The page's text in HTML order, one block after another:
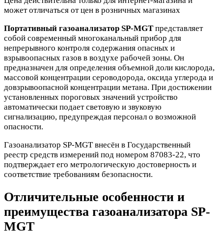
может отличаться от цен в розничных магазинах
Портативный газоанализатор SP-MGT представляет
собой современный многоканальный прибор для
непрерывного контроля содержания опасных и
взрывоопасных газов в воздухе рабочей зоны. Он
предназначен для определения объемной доли кислорода,
массовой концентрации сероводорода, оксида углерода и
довзрывоопасной концентрации метана. При достижении
установленных пороговых значений устройство
автоматически подает световую и звуковую
сигнализацию, предупреждая персонал о возможной
опасности.
Газоанализатор SP-MGT внесён в Государственный
реестр средств измерений под номером 87083-22, что
подтверждает его метрологическую достоверность и
соответствие требованиям безопасности.
Отличительные особенности и
преимущества газоанализатора SP-
MGT